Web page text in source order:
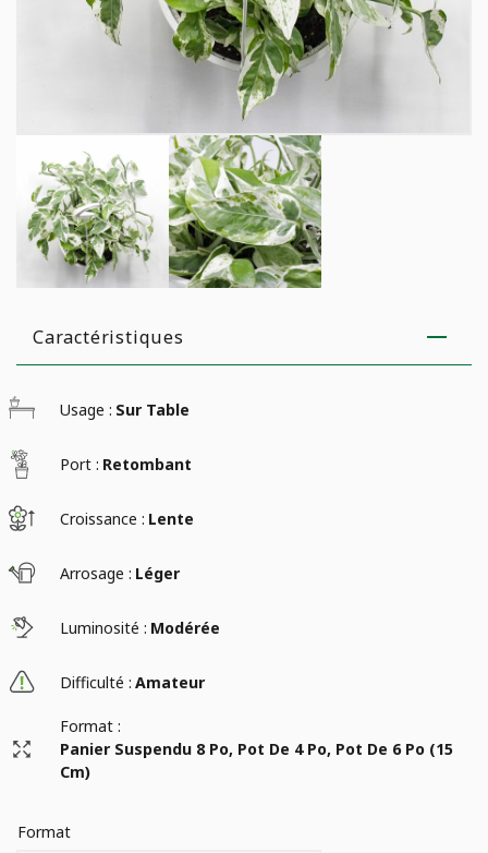
Caractéristiques
Usage : Sur Table
Port : Retombant
Croissance : Lente
Arrosage : Léger
Luminosité : Modérée
Difficulté : Amateur
Format :
Panier Suspendu 8 Po, Pot De 4 Po, Pot De 6 Po (15
Cm)
Format